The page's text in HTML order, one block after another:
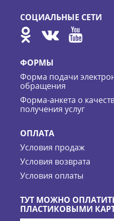
СОЦИАЛЬНЫЕ СЕТИ
ФОРМЫ
Форма подачи
обращения
Форма-анкета о
получения услуг
ОПЛАТА
Условия продаж
Условия возврата
Условия оплаты
ТУТ МОЖНО
ПЛАСТИКОВЫМИ